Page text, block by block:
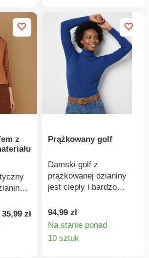
Oeko-Tex (nr CQ 1216/3
IFTH). Znak ten
identyfikuje produkty
tekstylne poddane
badaniom
laboratoryjnym na
obecność szerokiej
gamy substancji
szkodliwych, a produkt
jest bezpieczny w
poza obowiązujące
pralce.
z
się do
jest
i
zł
Prążkowany golf
Damski golf z
prążkowanej dzianiny
jest ciepły i bardzo
Golf ma długie rękawy.
Naturalnie miękka,
ciepła i elastyczna
dzianina prążkowana.
94,99 zł
Na stanie ponad
10 sztuk